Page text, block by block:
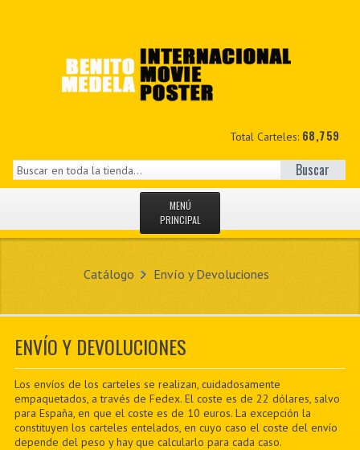
Total Carteles: 68,759
Buscar
MENÚ
PRINCIPAL
NOVEDADES
MIS DATOS
CONTACTO
PDF BOOKS
CUSTOM PDF
Catálogo Envío y Devoluciones
ENVÍO Y DEVOLUCIONES
Los envíos de los carteles se realizan, cuidadosamente
empaquetados, a través de Fedex. El coste es de 22 dólares, salvo
para España, en que el coste es de 10 euros. La excepción la
constituyen los carteles entelados, en cuyo caso el coste del envío
depende del peso y hay que calcularlo para cada caso.